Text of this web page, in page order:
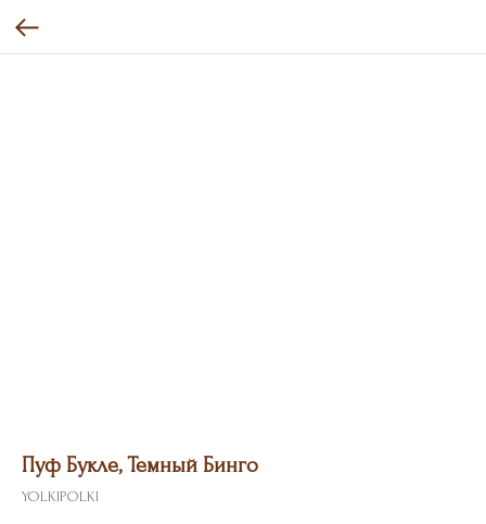
Пуф Букле, Темный Бинго
YOLKIPOLKI